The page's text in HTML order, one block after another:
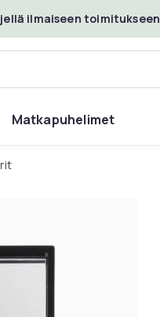
ilmaiseen toimitukseen
Matkapuhelimet